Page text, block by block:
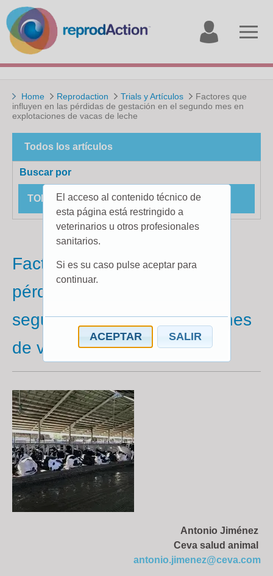
account
Home Reprodaction Trials y Artículos
Factores que
influyen en las pérdidas de gestación en el segundo mes en
explotaciones de vacas de leche
Todos los artículos
Buscar por
TODOS LOS ESTUDIOS DE CAMPO
Factores que influyen en las
pérdidas de gestación en el
segundo mes en explotaciones
de vacas de leche
Antonio Jiménez
Ceva salud animal
antonio.jimenez@ceva.com
El acceso al contenido técnico de
esta página está restringido a
veterinarios u otros profesionales
sanitarios.
Si es su caso pulse aceptar para
continuar.
ACEPTAR SALIR